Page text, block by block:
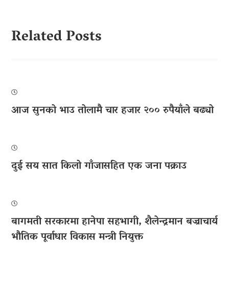
Related Posts
आज सुनको भाउ तोलामै चार हजार २०० रुपैयाँले बढ्यो
दुई सय सात किलो गाँजासहित एक जना पक्राउ
बागमती सरकारमा हानेपा सहभागी, शैलेन्द्रमान बज्राचार्य
भौतिक पूर्वाधार विकास मन्त्री नियुक्त